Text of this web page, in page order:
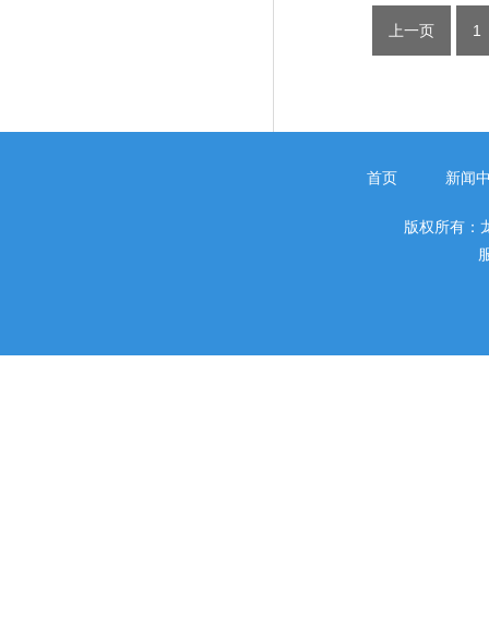
上一页 1
首页 新闻
版权所有：